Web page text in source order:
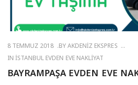
8 TEMMUZ 2018 BYAKDENIZ EKSPRES
INİSTANBUL EVDEN EVE NAKLIYAT
BAYRAMPAŞA EVDEN EVE